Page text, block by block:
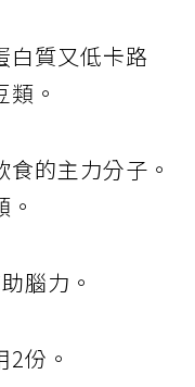
白質又低卡路
。
食的主力分子。
腦力。
2份。